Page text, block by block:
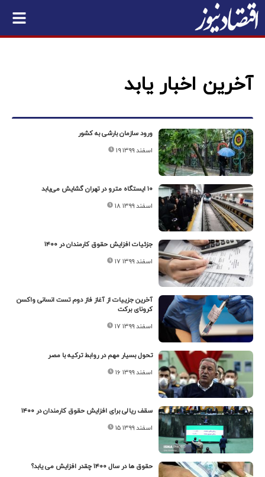
آخرین اخبار یابد
ورود سازمان بارشی به کشور
۱۹ اسفند ۱۳۹۹
۱۰ ایستگاه مترو در تهران گشایش می‌یابد
۱۸ اسفند ۱۳۹۹
جزئیات افزایش حقوق کارمندان در ۱۴۰۰
۱۷ اسفند ۱۳۹۹
آخرین جزییات از آغاز فاز دوم تست انسانی واکسن
کرونای برکت
۱۷ اسفند ۱۳۹۹
تحول بسیار مهم در روابط ترکیه با مصر
۱۶ اسفند ۱۳۹۹
سقف ریالی برای افزایش حقوق کارمندان در ۱۴۰۰
۱۵ اسفند ۱۳۹۹
حقوق ها در سال ۱۴۰۰ چقدر افزایش می یابد؟